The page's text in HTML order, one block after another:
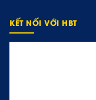
KẾT NỐI VỚI HBT